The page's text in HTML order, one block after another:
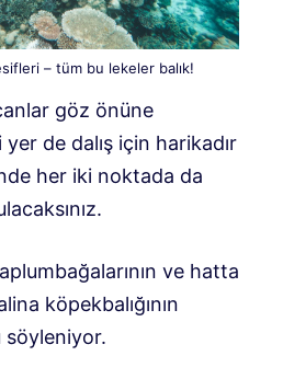
– tüm bu lekeler balık!
göz önüne
yer de dalış için harikadır
her iki noktada da
ve hatta
köpekbalığının
söyleniyor.